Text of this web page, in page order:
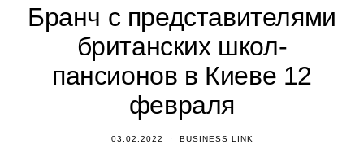
Бранч с представителями
британских школ-
пансионов в Киеве 12
февраля
03.02.2022 BUSINESS LINK